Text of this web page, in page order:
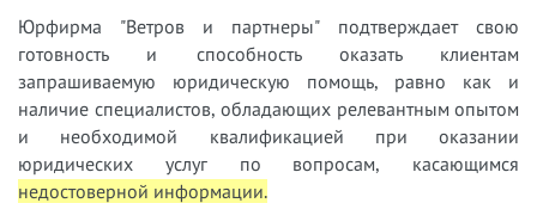
Юрфирма "Ветров и партнеры" подтверждает свою
готовность и способность оказать клиентам
запрашиваемую юридическую помощь, равно как и
наличие специалистов, обладающих релевантным опытом
и необходимой квалификацией при оказании
юридических услуг по вопросам, касающимся
недостоверной информации.